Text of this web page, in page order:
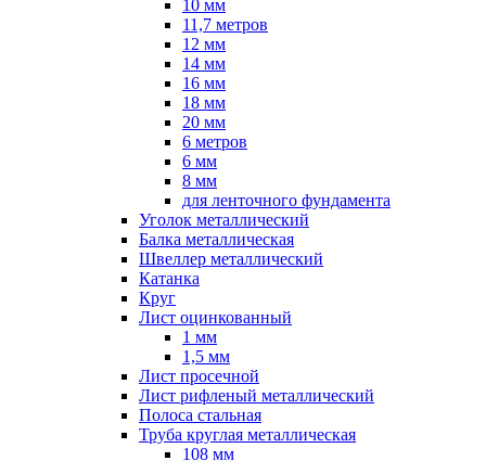
10 мм
11,7 метров
12 мм
14 мм
16 мм
18 мм
20 мм
6 метров
6 мм
8 мм
для ленточного фундамента
Уголок металлический
Балка металлическая
Швеллер металлический
Катанка
Круг
Лист оцинкованный
1 мм
1,5 мм
Лист просечной
Лист рифленый металлический
Полоса стальная
Труба круглая металлическая
108 мм